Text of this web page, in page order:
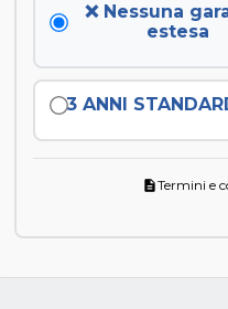
❌ Nessuna
estesa
3 ANNI
descriptionTermini e